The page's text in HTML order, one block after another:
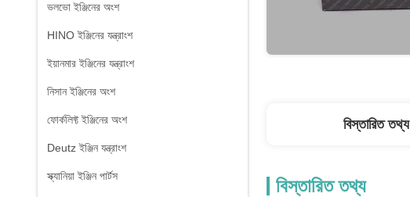
ভলভো ইঞ্জিনের অংশ
HINO ইঞ্জিনের যন্ত্রাংশ
ইয়ানমার ইঞ্জিনের যন্ত্রাংশ
নিসান ইঞ্জিনের অংশ
ফোর্কলিফ্ট ইঞ্জিনের অংশ
Deutz ইঞ্জিন যন্ত্রাংশ
স্ক্যানিয়া ইঞ্জিন পার্টস
বিস্তারিত তথ্য
বিস্তারিত তথ্য